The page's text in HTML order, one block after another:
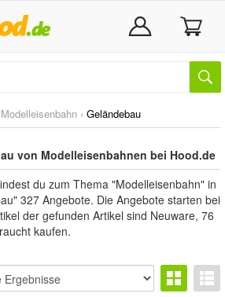
Modelleisenbahn › Geländebau
von Modelleisenbahnen bei Hood.de
du zum Thema "Modelleisenbahn" in
327 Angebote. Die Angebote starten bei
der gefunden Artikel sind Neuware, 76
kaufen.